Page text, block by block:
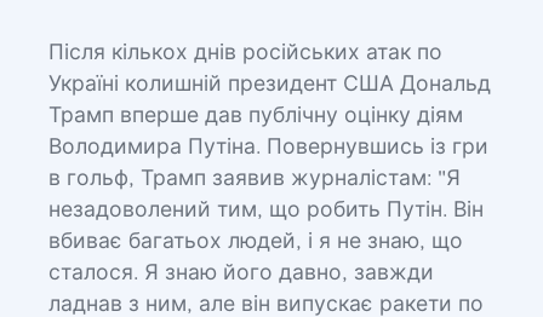
Після кількох днів російських атак по
Україні колишній президент США Дональд
Трамп вперше дав публічну оцінку діям
Володимира Путіна. Повернувшись із гри
в гольф, Трамп заявив журналістам: "Я
незадоволений тим, що робить Путін. Він
вбиває багатьох людей, і я не знаю, що
сталося. Я знаю його давно, завжди
ладнав з ним, але він випускає ракети по